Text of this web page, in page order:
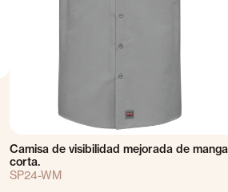
Camisa de visibilidad mejorada de manga
corta.
SP24-WM